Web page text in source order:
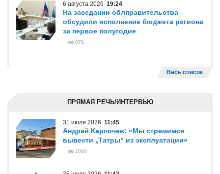
6 августа 2026 19:24
На заседании облправительства
обсудили исполнение бюджета региона
за первое полугодие
878
Весь список
ПРЯМАЯ РЕЧЬ/ИНТЕРВЬЮ
31 июля 2026 11:45
Андрей Карпочев: «Мы стремимся
вывести „Татры“ из эксплуатации»
1086